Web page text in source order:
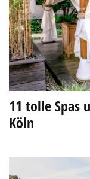
11 tolle Spas
Köln